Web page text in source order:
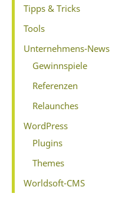
Tipps & Tricks
Tools
Unternehmens-News
Gewinnspiele
Referenzen
Relaunches
WordPress
Plugins
Themes
Worldsoft-CMS